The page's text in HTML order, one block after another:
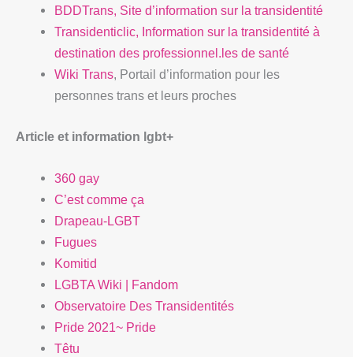
BDDTrans, Site d’information sur la transidentité
Transidenticlic, Information sur la transidentité à
destination des professionnel.les de santé
Wiki Trans, Portail d’information pour les
personnes trans et leurs proches
Article et information lgbt+
360 gay
C’estcomme ça
Drapeau-LGBT
Fugues
Komitid
LGBTA Wiki | Fandom
Observatoire Des Transidentités
Pride 2021~ Pride
Têtu